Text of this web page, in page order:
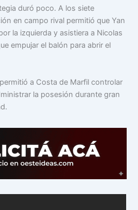
duró poco. A los siete
en campo rival permitió que Yan
la izquierda y asistiera a Nicolas
empujar el balón para abrir el
a Costa de Marfil controlar
la posesión durante gran